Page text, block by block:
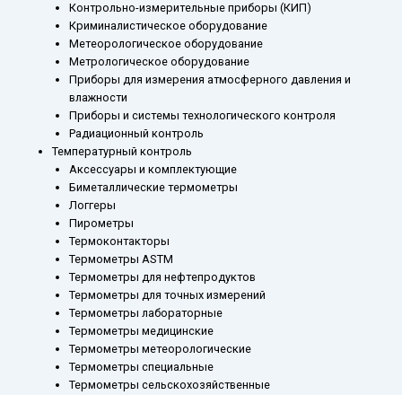
Контрольно-измерительные приборы (КИП)
Криминалистическое оборудование
Метеорологическое оборудование
Метрологическое оборудование
Приборы для измерения атмосферного давления и
влажности
Приборы и системы технологического контроля
Радиационный контроль
Температурный контроль
Аксессуары и комплектующие
Биметаллические термометры
Логгеры
Пирометры
Термоконтакторы
Термометры ASTM
Термометры для нефтепродуктов
Термометры для точных измерений
Термометры лабораторные
Термометры медицинские
Термометры метеорологические
Термометры специальные
Термометры сельскохозяйственные